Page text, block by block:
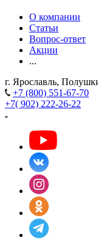
О компании
Статьи
Вопрос-ответ
Акции
...
г. Ярославль,
+7 (800) 551-67-70
+7( 902) 222-26-22